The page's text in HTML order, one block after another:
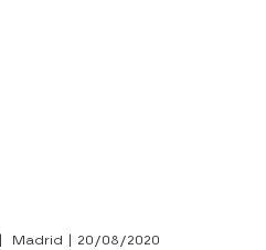
| Madrid | 20/08/2020